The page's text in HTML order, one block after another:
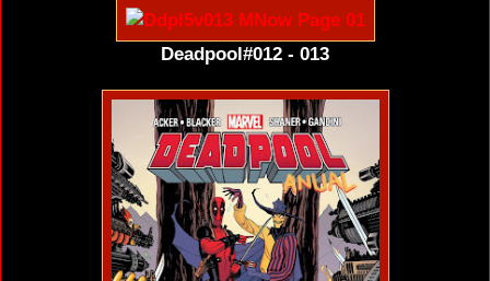
Deadpool#012 - 013